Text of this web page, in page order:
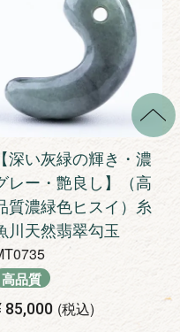
【深い灰緑の輝き・濃
レー・艶良し】（高
質濃緑色ヒスイ）糸
川天然翡翠勾玉
高品質
85,000 税込